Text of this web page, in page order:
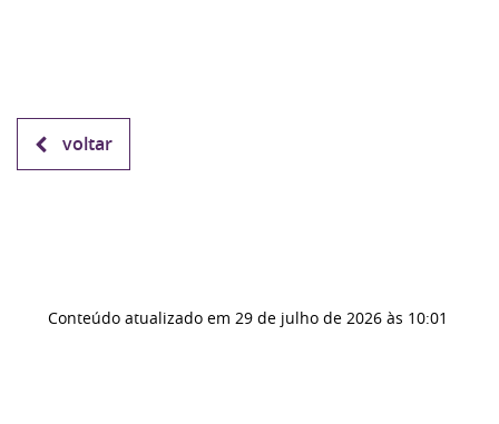
voltar
Conteúdo atualizado em 29 de julho de 2026 às 10:01